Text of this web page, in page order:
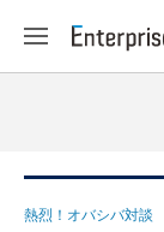
熱烈！オバシバ対談